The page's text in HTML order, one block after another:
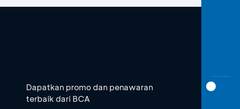
Dapatkan promo dan penawaran
terbaik dari BCA